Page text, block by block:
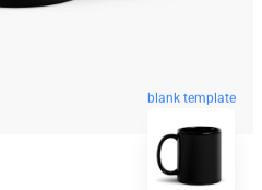
blank template